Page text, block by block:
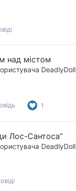
над містом
DeadlyDoll
1
Лос-Сантоса”
DeadlyDoll